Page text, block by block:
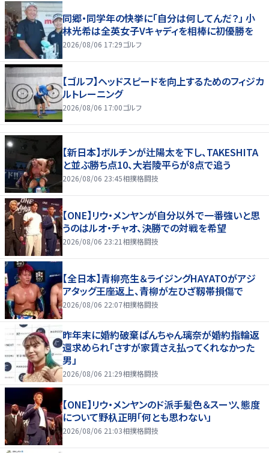
同郷・同学年の快挙に「自分は何してんだ？」 小
林光希は全英女子Vキャディを相棒に初優勝を
2026/08/06 17:29ゴルフ
【ゴルフ】ヘッドスピードを向上するためのフィジカ
ルトレーニング
2026/08/06 17:00ゴルフ
【新日本】ボルチンが辻陽太を下し、TAKESHITA
と並ぶ勝ち点10、大岩陵平らが8点で追う
2026/08/06 23:45相撲格闘技
【ONE】リウ・メンヤンが自分以外で一番強いと思
うのはルオ・チャオ、決勝での対戦を希望
2026/08/06 23:21 相撲格闘技
【全日本】青柳亮生＆ライジングHAYATOがアジ
アタッグ王座返上、青柳が左ひざ靱帯損傷で
2026/08/06 22:07相撲格闘技
昨年末に婚約破棄ぱんちゃん璃奈が婚約指輪返
還求められ「さすが家賃さえ払ってくれなかった
男」
2026/08/06 21:29相撲格闘技
【ONE】リウ・メンヤンのド派手髪色＆スーツ、態度
について野杁正明「何とも思わない」
2026/08/06 21:03相撲格闘技